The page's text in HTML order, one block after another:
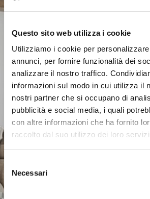
Questo sito web utilizza i cookie
Utilizziamo i cookie per
annunci, per fornire funzionalità dei
analizzare il nostro traffico.
informazioni sul modo in cui utilizza il
nostri partner che si occupano di
pubblicità e social media, i quali
con altre informazioni che ha fornito
raccolto dal suo utilizzo dei loro
del
consenso
Necessari
SAUNA & HAMMAM